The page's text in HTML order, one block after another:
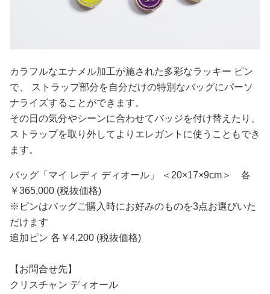
カラフルなエナメル加工が施された多彩なラッキー ピン
で、 ストラップ部分を自分だけの特別なバッグにパーソ
ナライズすることができます。
その日の気分やシーンに合わせてバッジを付け替えたり、
ストラップを取り外してよりエレガントに使うこともでき
ます。
バッグ「マイ レディ ディオール」 ＜20×17×9cm＞ 各
￥365,000 (税抜価格)
※ピンはバッグご購入時にお好みのものを3点お選びいた
だけます
追加ピン 各￥4,200 (税抜価格)
【お問合せ先】
クリスチャン ディオール